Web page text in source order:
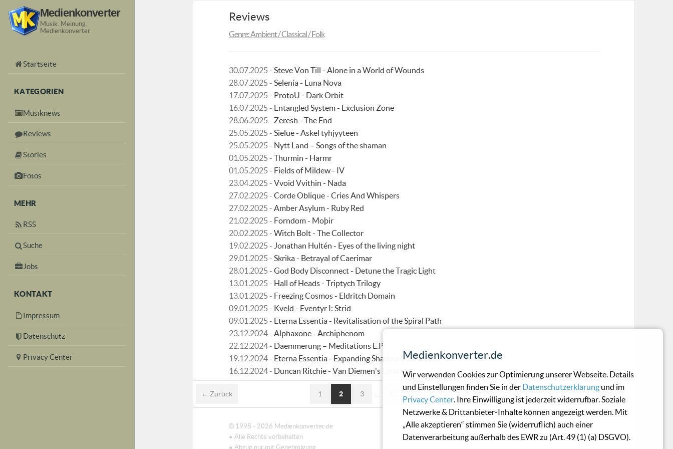
Medienkonverter
Musik. Meinung.
Medienkonverter.
Startseite
KATEGORIEN
Musiknews
Reviews
Stories
Fotos
MEHR
RSS
Suche
Jobs
KONTAKT
Impressum
Datenschutz
Privacy Center
Reviews
Genre: Ambient / Classical / Folk
30.07.2025 - Steve Von Till - Alone in a World of Wounds
28.07.2025 - Selenia - Luna Nova
17.07.2025 - ProtoU - Dark Orbit
16.07.2025 - Entangled System - Exclusion Zone
28.06.2025 - Zeresh - The End
25.05.2025 - Sielue - Askel tyhjyyteen
25.05.2025 - Nytt Land – Songs of the shaman
01.05.2025 - Thurmin - Harmr
01.05.2025 - Fields of Mildew - IV
23.04.2025 - Vvoid Vvithin - Nada
27.02.2025 - Corde Oblique - Cries And Whispers
27.02.2025 - Amber Asylum - Ruby Red
21.02.2025 - Forndom - Moþir
20.02.2025 - Witch Bolt - The Collector
19.02.2025 - Jonathan Hultén - Eyes of the living night
29.01.2025 - Skrika - Betrayal of Caerimar
28.01.2025 - God Body Disconnect - Detune the Tragic Light
13.01.2025 - Hall of Heads - Triptych Trilogy
13.01.2025 - Freezing Cosmos - Eldritch Domain
09.01.2025 - Kveld - Eventyr I: Strid
09.01.2025 - Eterna Essentia - Revitalisation of the Spiral Path
23.12.2024 - Alphaxone - Archiphenom
22.12.2024 - Daemmerung – Meditations E.P.
19.12.2024 - Eterna Essentia - Expanding Shadow Formations
16.12.2024 - Duncan Ritchie - Van Diemen's Land
← Zurück 1 2 3 … … Weiter →
© 1998 - 2026 Medienkonverter.de
• Alle Rechte vorbehalten
• Abzug nur mit Genehmigung
Medienkonverter.de
Wir verwenden Cookies zur Optimierung unserer Webseite. Details
und Einstellungen finden Sie in der Datenschutzerklärung und im
Privacy Center. Ihre Einwilligung ist jederzeit widerrufbar. Soziale
Netzwerke & Drittanbieter-Inhalte können angezeigt werden. Mit
„Alle akzeptieren“ stimmen Sie (widerruflich) auch einer
Datenverarbeitung außerhalb des EWR zu (Art. 49 (1) (a) DSGVO).